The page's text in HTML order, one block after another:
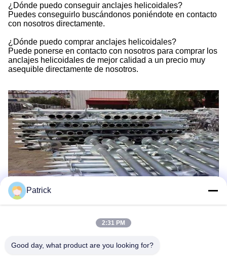
¿Dónde puedo conseguir anclajes helicoidales?
Puedes conseguirlo buscándonos poniéndote en contacto
con nosotros directamente.
¿Dónde puedo comprar anclajes helicoidales?
Puede ponerse en contacto con nosotros para comprar los
anclajes helicoidales de mejor calidad a un precio muy
asequible directamente de nosotros.
Patrick
2:31 PM
Good day, what product are you looking for?